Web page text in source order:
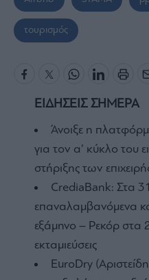
τουρισμός
ΕΙΔΗΣΕΙΣ ΣΗΜΕΡΑ
Άνοιξε η
για τον α’ κύκλο του
στήριξης των
CrediaBank: Στα
επαναλαμβανόμενα
εξάμηνο – Ρεκόρ στα
εκταμιεύσεις
EuroDry